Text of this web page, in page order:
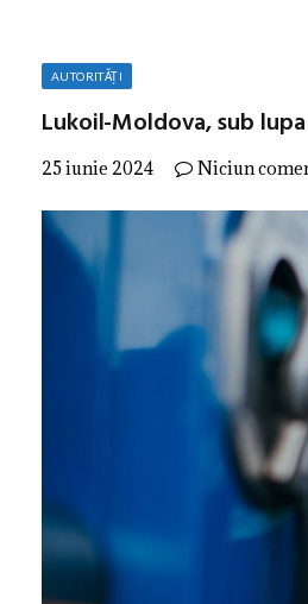
AUTORITĂȚI
Lukoil-Moldova, sub
25 iunie 2024 Niciun